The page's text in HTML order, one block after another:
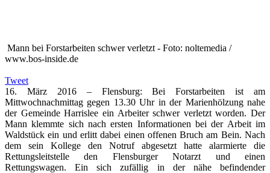
Mann bei Forstarbeiten schwer verletzt - Foto: noltemedia /
www.bos-inside.de
Tweet
16. März 2016 – Flensburg: Bei Forstarbeiten ist am
Mittwochnachmittag gegen 13.30 Uhr in der Marienhölzung nahe
der Gemeinde Harrislee ein Arbeiter schwer verletzt worden. Der
Mann klemmte sich nach ersten Informationen bei der Arbeit im
Waldstück ein und erlitt dabei einen offenen Bruch am Bein. Nach
dem sein Kollege den Notruf abgesetzt hatte alarmierte die
Rettungsleitstelle den Flensburger Notarzt und einen
Rettungswagen. Ein sich zufällig in der nähe befindender